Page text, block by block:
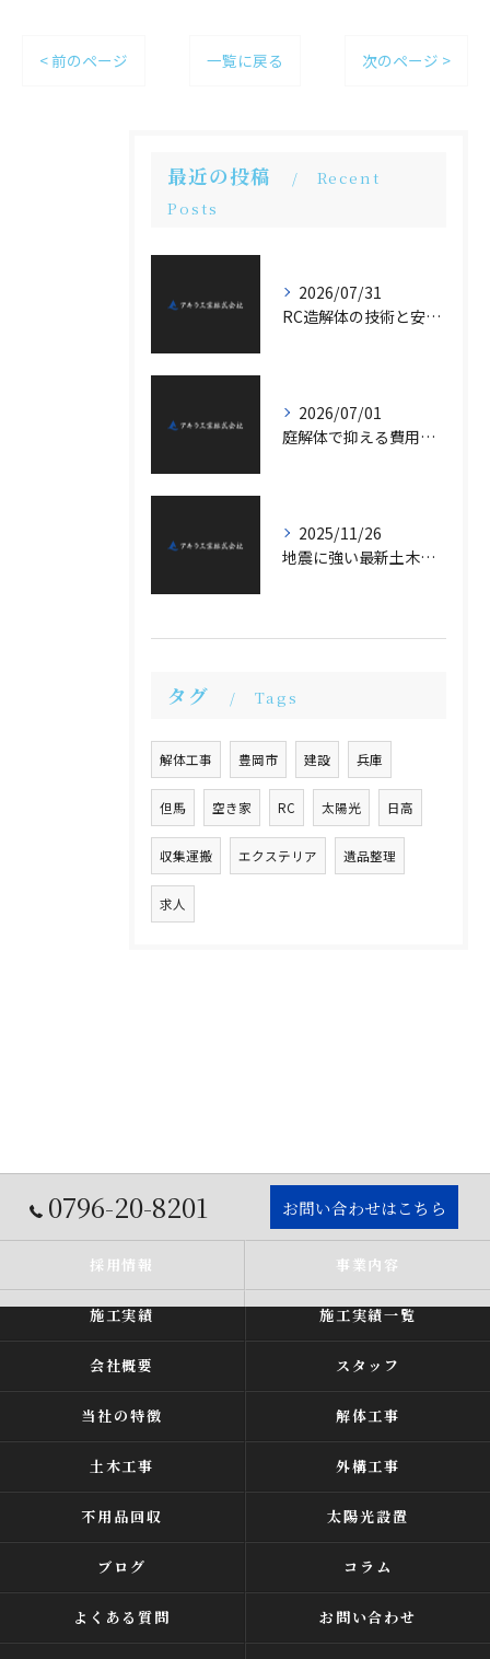
< 前のページ 一覧に戻る 次のページ >
最近の投稿
Recent
Posts
2026/07/31
RC造解体の技術と安全対策の詳細
2026/07/01
庭解体で抑える費用節約法の詳細解説
2025/11/26
地震に強い最新土木施工技術
タグ Tags
解体工事 豊岡市 建設 兵庫
但馬 空き家 RC 太陽光 日高
収集運搬 エクステリア 遺品整理
求人
0796-20-8201 お問い合わせはこちら
採用情報 事業内容
施工実績 施工実績一覧
会社概要 スタッフ
当社の特徴 解体工事
土木工事 外構工事
不用品回収 太陽光設置
ブログ コラム
よくある質問 お問い合わせ